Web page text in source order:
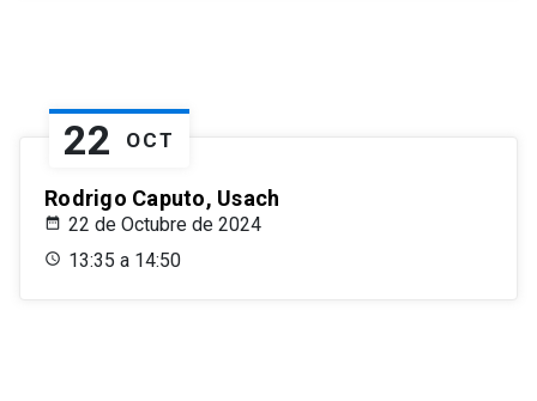
22 OCT
Rodrigo Caputo, Usach
22 de Octubre de 2024
13:35 a 14:50